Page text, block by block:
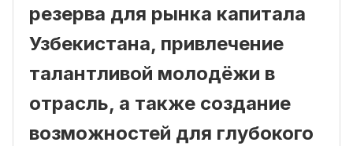
резерва для рынка капитала
Узбекистана, привлечение
талантливой молодёжи в
отрасль, а также создание
возможностей для глубокого